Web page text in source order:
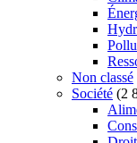
Non classé
Société (2